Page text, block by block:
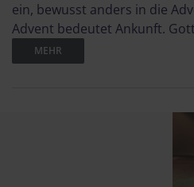
ein, bewusst anders in die
Advent bedeutet Ankunft.
MEHR